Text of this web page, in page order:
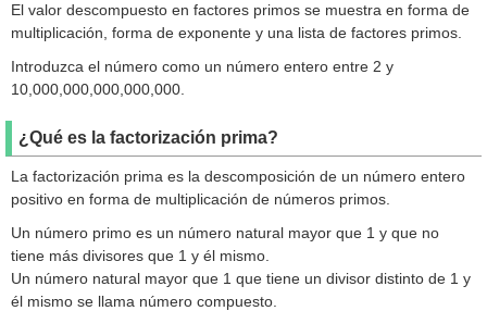
El valor descompuesto en factores primos se muestra en forma de
multiplicación, forma de exponente y una lista de factores primos.
Introduzca el número como un número entero entre 2 y
10,000,000,000,000,000.
¿Qué es la factorización prima?
La factorización prima es la descomposición de un número entero
positivo en forma de multiplicación de números primos.
Un número primo es un número natural mayor que 1 y que no
tiene más divisores que 1 y él mismo.
Un número natural mayor que 1 que tiene un divisor distinto de 1 y
él mismo se llama número compuesto.